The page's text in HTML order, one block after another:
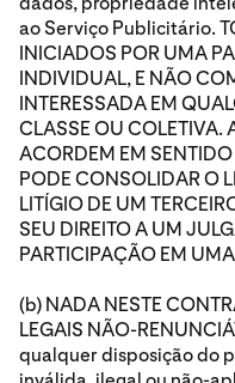
ao Serviço Publicitário.
INICIADOS POR UMA
INDIVIDUAL, E NÃO
INTERESSADA EM
CLASSE OU COLETIVA.
ACORDEM EM
PODE CONSOLIDAR O
LITÍGIO DE UM
SEU DIREITO A UM
PARTICIPAÇÃO EM
(b) NADA NESTE
LEGAIS NÃO-
qualquer disposição do